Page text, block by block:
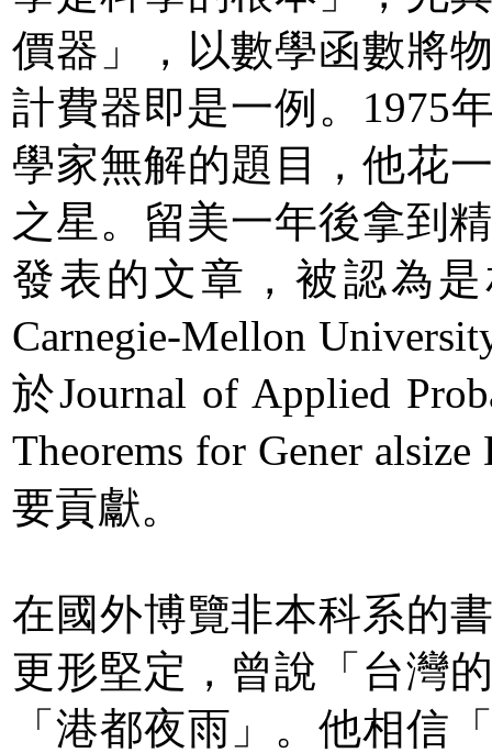
價器」，以數學函數將
計費器即是一例。1975
學家無解的題目，他花
之星。留美一年後拿到
發表的文章，被認為
Carnegie-Mellon
於Journal of Applied
Theorems for Gener
要貢獻。
在國外博覽非本科系的
更形堅定，曾說「台灣
「港都夜雨」。他相信